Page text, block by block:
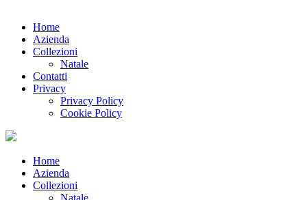
Home
Azienda
Collezioni
Natale
Contatti
Privacy
Privacy Policy
Cookie Policy
Home
Azienda
Collezioni
Natale